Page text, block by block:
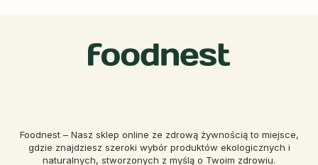
Foodnest – Nasz sklep online ze zdrową żywnością to miejsce,
gdzie znajdziesz szeroki wybór produktów ekologicznych i
naturalnych, stworzonych z myślą o Twoim zdrowiu.